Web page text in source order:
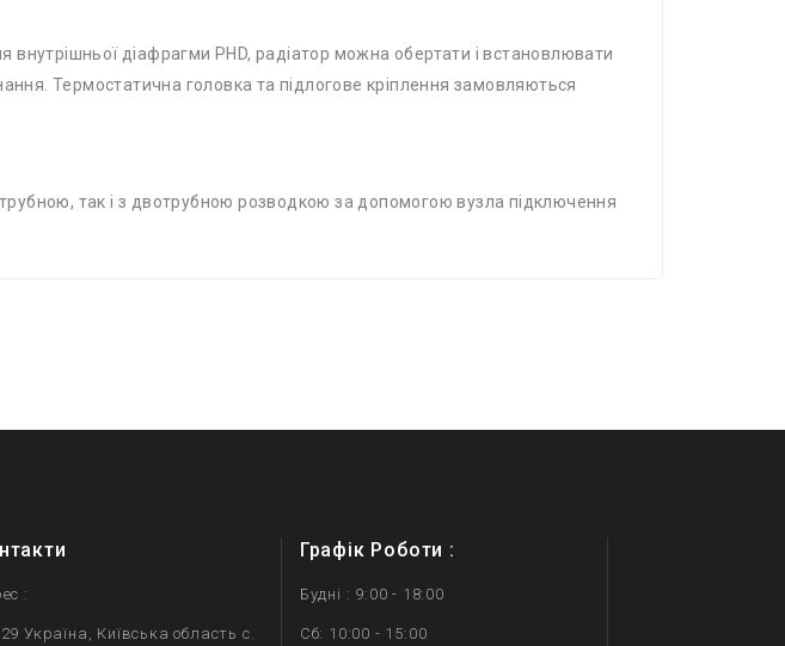
діафрагми PHD, радіатор можна обертати і встановлювати
Термостатична головка та підлогове кріплення замовляються
так і з двотрубною розводкою за допомогою вузла підключення
:
Україна, Київська область с.
Графік Роботи :
Будні : 9:00 - 18:00
Сб: 10:00 - 15:00